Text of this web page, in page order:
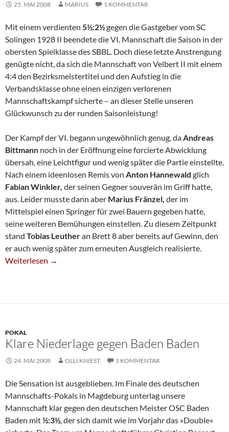
25. MAI 2008 MARIUS 1 KOMMENTAR
Mit einem verdienten 5½:2½gegen die Gastgeber vom SC
Solingen 1928 II beendete die VI. Mannschaft die Saison in der
obersten Spielklasse des SBBL. Doch diese letzte Anstrengung
genügte nicht, da sich die Mannschaft von Velbert II mit einem
4:4 den Bezirksmeistertitel und den Aufstieg in die
Verbandsklasse ohne einen einzigen verlorenen
Mannschaftskampf sicherte – an dieser Stelle unseren
Glückwunsch zu der runden Saisonleistung!
Der Kampf der VI. begann ungewöhnlich genug, daAndreas
Bittmann noch in der Eröffnung eine forcierte Abwicklung
übersah, eine Leichtfigur und wenig später die Partie einstellte.
Nach einem ideenlosen Remis von Anton Hannewald glich
Fabian Winkler, der seinen Gegner souverän im Griff hatte,
aus. Leider musste dann aber Marius Fränzel, der im
Mittelspiel einen Springer für zwei Bauern gegeben hatte,
seine weiteren Bemühungen einstellen. Zu diesem Zeitpunkt
stand Tobias Leutheran Brett 8 aber bereits auf Gewinn, den
er auch wenig später zum erneuten Ausgleich realisierte.
Sechste Gewinnt – Velbert II Wird Bezirksmeister
Weiterlesen →
POKAL
Klare Niederlage gegen Baden Baden
24. MAI 2008 OLLI KNIEST 1 KOMMENTAR
Die Sensation ist ausgeblieben. Im Finale des deutschen
Mannschafts-Pokals in Magdeburg unterlag unsere
Mannschaft klar gegen den deutschen Meister OSC Baden
Baden mit½:3½, der sich damit wie im Vorjahr das »Double«